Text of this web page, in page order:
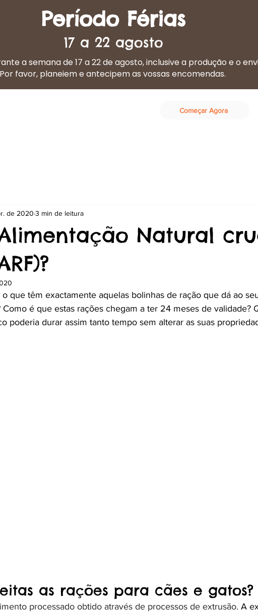
Período Férias
17 a 22 agosto
a semana de 17 a 22 de agosto, inclusive a produção e o
Por favor, planeiem e antecipem as vossas encomendas.
Começar Agora
Natural
de 2020 3 min de leitura
que têm exactamente aquelas bolinhas de ração que dá ao
Como é que estas rações chegam a ter 24 meses de validade?
poderia durar assim tanto tempo sem alterar as suas
as rações para cães e gatos?
processado obtido através de processos de extrusão. A